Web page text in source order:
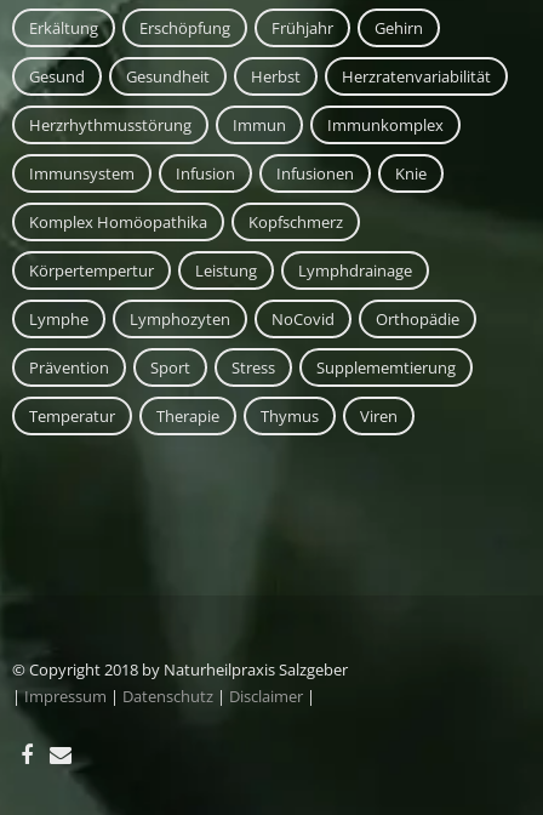
Erkältung Erschöpfung Frühjahr Gehirn
Gesund Gesundheit Herbst Herzratenvariabilität
Herzrhythmusstörung Immun Immunkomplex
Immunsystem Infusion Infusionen Knie
Komplex Homöopathika Kopfschmerz
Körpertempertur Leistung Lymphdrainage
Lymphe Lymphozyten NoCovid Orthopädie
Prävention Sport Stress Supplememtierung
Temperatur Therapie Thymus Viren
© Copyright 2018 by Naturheilpraxis Salzgeber
|Impressum | Datenschutz | Disclaimer |